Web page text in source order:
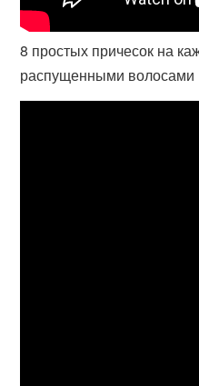
8 простых причесок на
распущенными волосами